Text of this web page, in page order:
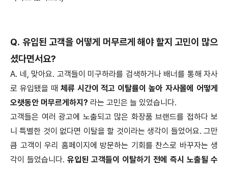
Q. 유입된 고객을 어떻게 머무르게 해야 할지 고민이 많으
셨다면서요?
A. 네, 맞아요. 고객들이 미구하라를 검색하거나 배너를 통해 자사
로 유입됐을 때 체류 시간이 적고 이탈률이 높아 자사몰에 어떻게
오랫동안 머무르게하지? 라는 고민은 늘 있었습니다.
고객들은 여러 광고에 노출되고 많은 화장품 브랜드를 접하다 보
니 특별한 것이 없다면 이탈을 할 것이라는 생각이 들었어요. 그만
큼 고객이 우리 홈페이지에 방문하는 기회를 찬스로 바꾸자는 생
각이 들었습니다. 유입된 고객들이 이탈하기 전에 즉시 노출될 수